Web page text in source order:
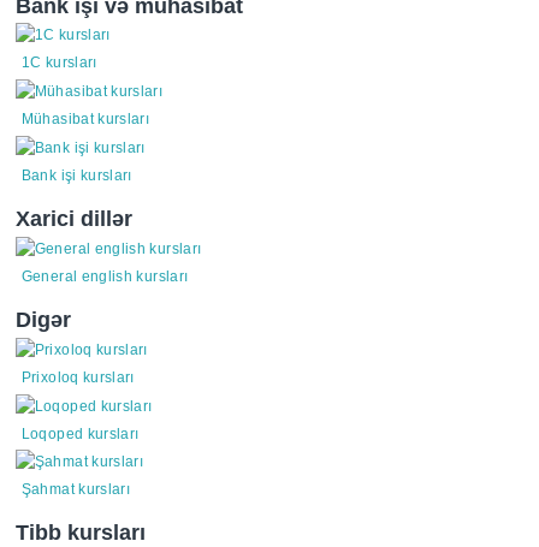
Bank işi və mühasibat
1C kursları
Mühasibat kursları
Bank işi kursları
Xarici dillər
General english kursları
Digər
Prixoloq kursları
Loqoped kursları
Şahmat kursları
Tibb kursları